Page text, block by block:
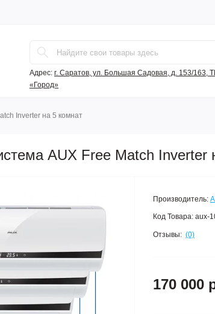
Адрес: г. Саратов, ул. Большая Садовая, д. 153/163,
«Город»
Inverter на 5 комнат
AUX Free Match Inverter
Производитель:
Код Товара: aux-
Отзывы: (0)
170 000